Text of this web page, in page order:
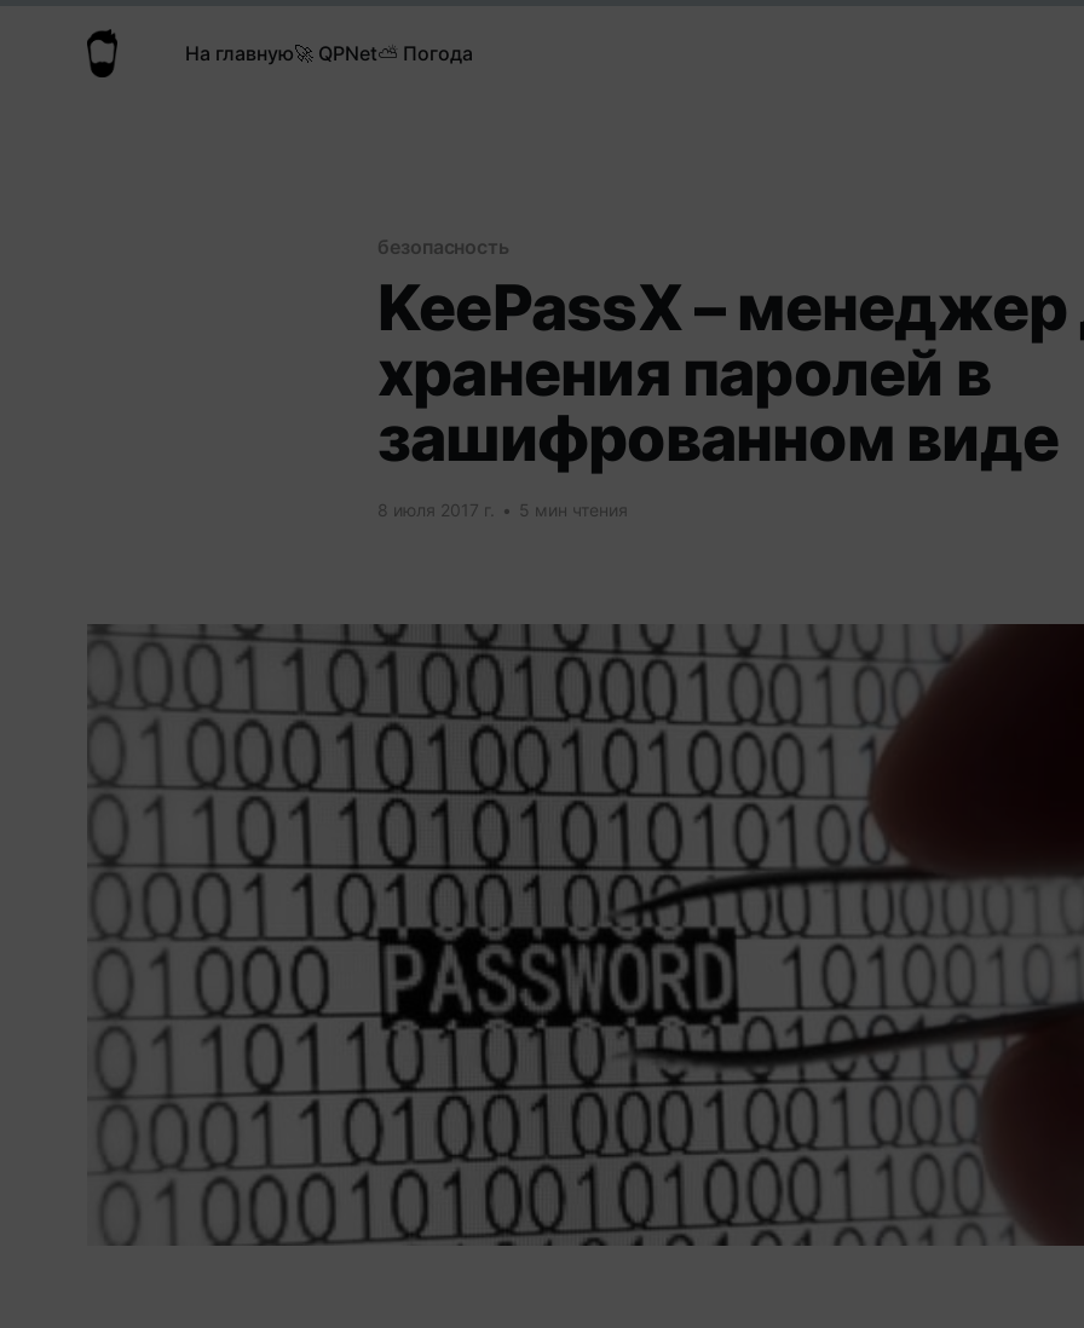
На главную🚀 QPNet⛅️ Погода
безопасность
KeePassX – менеджер
хранения паролей в
зашифрованном виде
8 июля 2017 г. • 5 мин чтения